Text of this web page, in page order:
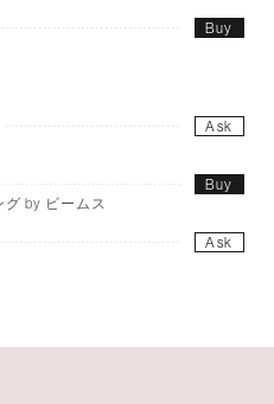
Buy
Ask
グ by ビームス
Buy
Ask